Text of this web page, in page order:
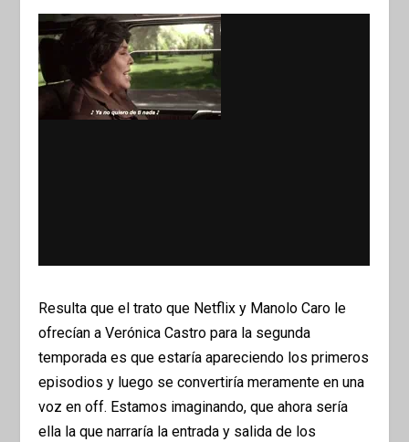
Resulta que el trato que Netflix y Manolo Caro le
ofrecían a Verónica Castro para la segunda
temporada es que estaría apareciendo los primeros
episodios y luego se convertiría meramente en una
voz en off. Estamos imaginando, que ahora sería
ella la que narraría la entrada y salida de los